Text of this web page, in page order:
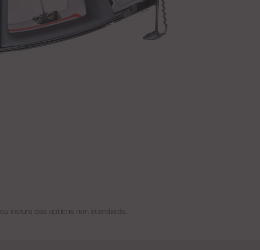
inclure des options non standards.